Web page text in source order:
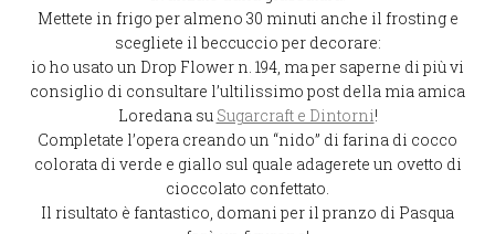
Mettete in frigo per almeno 30 minuti anche il frosting e
scegliete il beccuccio per decorare:
io ho usato un Drop Flower n. 194, ma per saperne di più vi
consiglio di consultare l’ultilissimo post della mia amica
Loredana su Sugarcraft e Dintorni!
Completate l’opera creando un “nido” di farina di cocco
colorata di verde e giallo sul quale adagerete un ovetto di
cioccolato confettato.
Il risultato è fantastico, domani per il pranzo di Pasqua